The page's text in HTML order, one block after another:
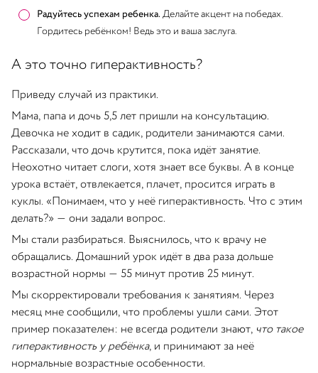
Радуйтесь успехам ребенка.Делайте акцент на победах.
Гордитесь ребёнком! Ведь это и ваша заслуга.
А это точно гиперактивность?
Приведу случай из практики.
Мама, папа и дочь 5,5 лет пришли на консультацию.
Девочка не ходит в садик, родители занимаются сами.
Рассказали, что дочь крутится, пока идёт занятие.
Неохотно читает слоги, хотя знает все буквы. А в конце
урока встаёт, отвлекается, плачет, просится играть в
куклы. «Понимаем, что у неё гиперактивность. Что с этим
делать?» — они задали вопрос.
Мы стали разбираться. Выяснилось, что к врачу не
обращались. Домашний урок идёт в два раза дольше
возрастной нормы — 55 минут против 25 минут.
Мы скорректировали требования к занятиям. Через
месяц мне сообщили, что проблемы ушли сами. Этот
пример показателен: не всегда родители знают, что такое
гиперактивность у ребёнка, и принимают за неё
нормальные возрастные особенности.